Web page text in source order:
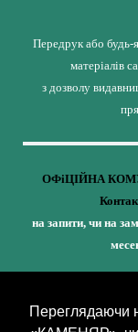
Переглядаючи
Передрук або будь-
матеріалів
з дозволу
ОФіЦІЙНА
на запити, чи на
Кожне